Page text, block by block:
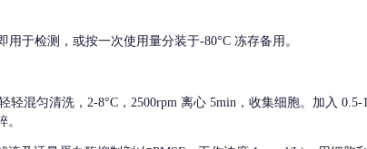
于检测，或按一次使用量分装于-80°C 冻存备用。
轻混匀清洗，2-8°C，2500rpm 离心 5min，收集细胞。加入